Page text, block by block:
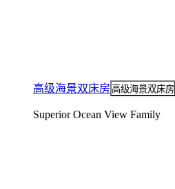
高级海景双床房 高级海景双床房
Superior Ocean View Family